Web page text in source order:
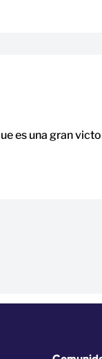
es una gran